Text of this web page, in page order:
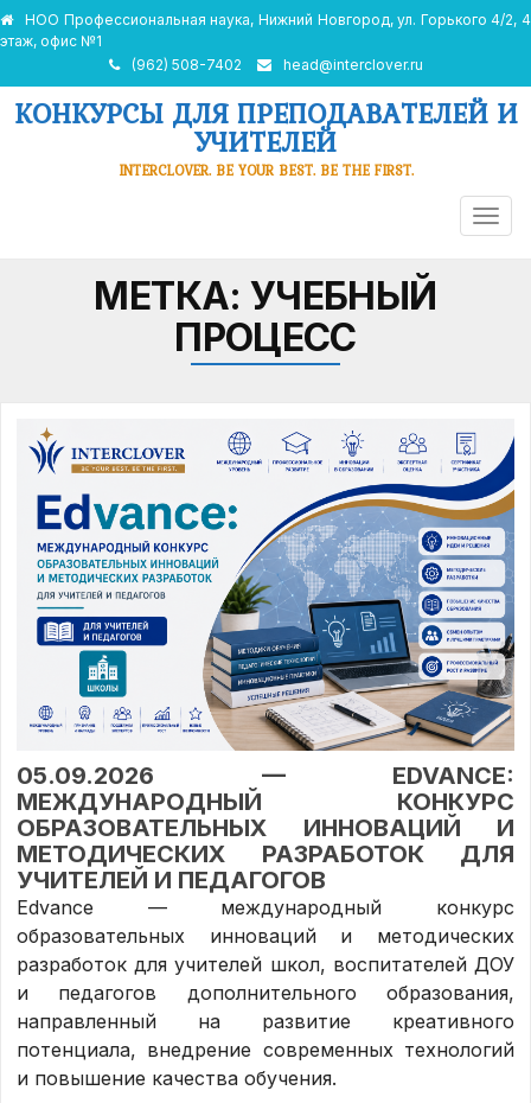
НОО Профессиональная наука, Нижний Новгород, ул. Горького 4/2, 4
этаж, офис №1
(962) 508-7402
head@interclover.ru
КОНКУРСЫ ДЛЯ ПРЕПОДАВАТЕЛЕЙ И
УЧИТЕЛЕЙ
INTERCLOVER. BE YOUR BEST. BE THE FIRST.
МЕТКА: УЧЕБНЫЙ
ПРОЦЕСС
05.09.2026 — EDVANCE:
МЕЖДУНАРОДНЫЙ КОНКУРС
ОБРАЗОВАТЕЛЬНЫХ ИННОВАЦИЙ И
МЕТОДИЧЕСКИХ РАЗРАБОТОК ДЛЯ
УЧИТЕЛЕЙ И ПЕДАГОГОВ
Edvance — международный конкурс
образовательных инноваций и методических
разработок для учителей школ, воспитателей ДОУ
и педагогов дополнительного образования,
направленный на развитие креативного
потенциала, внедрение современных технологий
и повышение качества обучения.